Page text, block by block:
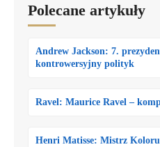
Polecane artykuły
Andrew Jackson: 7.
kontrowersyjny polityk
Ravel: Maurice Ravel –
Henri Matisse: Mistrz